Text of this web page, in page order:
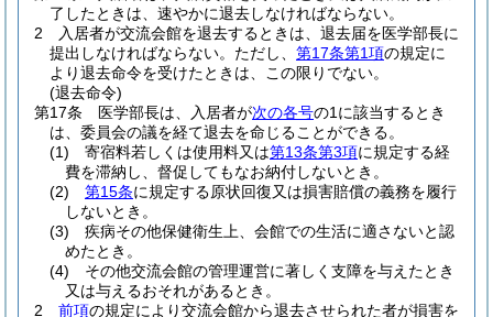
了したときは、速やかに退去しなければならない。
2
入居者が交流会館を退去するときは、退去届を医学部長に
提出しなければならない。 ただし、 第17条第1項の規定に
より退去命令を受けたときは、この限りでない。
(退去命令)
第17条
医学部長は、入居者が次の各号の1に該当するとき
は、委員会の議を経て退去を命じることができる。
(1)
寄宿料若しくは使用料又は第13条第3項に規定する経
費を滞納し、督促してもなお納付しないとき。
(2)
第15条に規定する原状回復又は損害賠償の義務を履行
しないとき。
(3)
疾病その他保健衛生上、会館での生活に適さないと認
めたとき。
(4)
その他交流会館の管理運営に著しく支障を与えたとき
又は与えるおそれがあるとき。
2
前項の規定により交流会館から退去させられた者が損害を